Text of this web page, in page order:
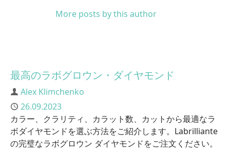
More posts by this author
最高のラボグロウン・ダイヤモンド
Author
Alex Klimchenko
Published
26.09.2023
カラー、クラリティ、カラット数、カットから最適なラ
ボダイヤモンドを選ぶ方法をご紹介します。Labrilliante
の完璧なラボグロウン ダイヤモンドをご注文ください。